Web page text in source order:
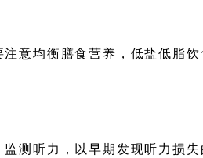
意均衡膳食营养，低盐低脂
测听力，以早期发现听力损